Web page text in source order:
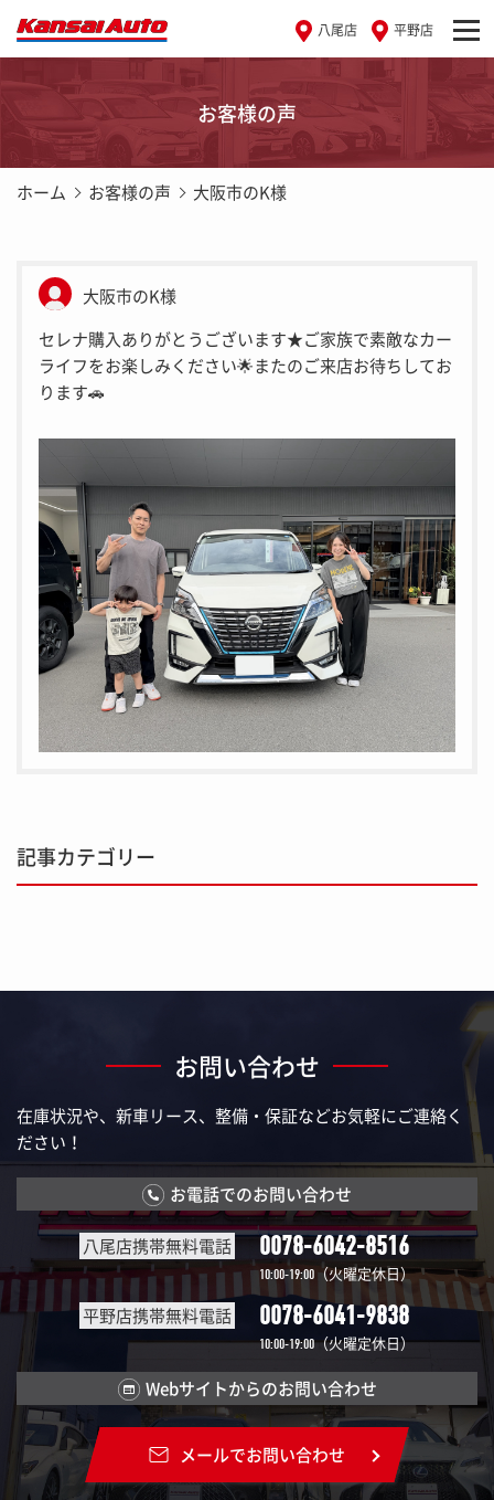
八尾店 平野店
お客様の声
ホーム お客様の声 大阪市のK様
大阪市のK様
セレナ購入ありがとうございます★ご家族で素敵なカー
ライフをお楽しみください🌟またのご来店お待ちしてお
ります🚗
記事カテゴリー
お問い合わせ
在庫状況や、新車リース、整備・保証などお気軽にご連絡く
ださい！
お電話でのお問い合わせ
八尾店携帯無料電話 0078-6042-8516
10:00-19:00 （火曜定休日）
平野店携帯無料電話 0078-6041-9838
10:00-19:00（火曜定休日）
Webサイトからのお問い合わせ
メールでお問い合わせ